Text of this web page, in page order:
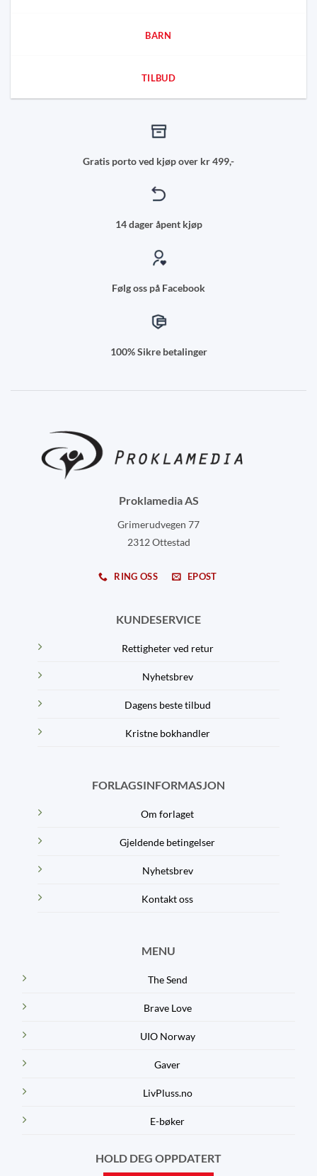
BARN
TILBUD
Gratis porto ved kjøp over kr 499,-
14 dager åpent kjøp
Følg oss på Facebook
100% Sikre betalinger
Proklamedia AS
Grimerudvegen 77
2312 Ottestad
RING OSS EPOST
KUNDESERVICE
Rettigheter ved retur
Nyhetsbrev
Dagens beste tilbud
Kristne bokhandler
FORLAGSINFORMASJON
Om forlaget
Gjeldende betingelser
Nyhetsbrev
Kontakt oss
MENU
The Send
Brave Love
UIO Norway
Gaver
LivPluss.no
E-bøker
HOLD DEG OPPDATERT